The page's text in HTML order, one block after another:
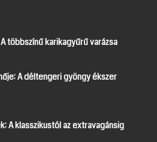
többszínű karikagyűrű varázsa
A déltengeri gyöngy ékszer
A klasszikustól az extravagánsig